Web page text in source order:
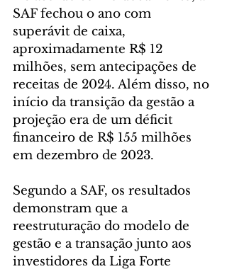
SAF fechou o ano com
superávit de caixa,
aproximadamente R$ 12
milhões, sem antecipações de
receitas de 2024. Além disso, no
início da transição da gestão a
projeção era de um déficit
financeiro de R$ 155 milhões
em dezembro de 2023.
Segundo a SAF, os resultados
demonstram que a
reestruturação do modelo de
gestão e a transação junto aos
investidores da Liga Forte